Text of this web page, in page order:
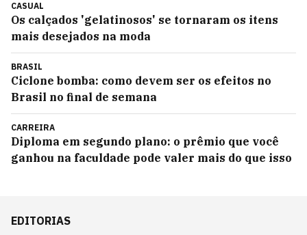
CASUAL
Os calçados 'gelatinosos' se tornaram os itens
mais desejados na moda
BRASIL
Ciclone bomba: como devem ser os efeitos no
Brasil no final de semana
CARREIRA
Diploma em segundo plano: o prêmio que você
ganhou na faculdade pode valer mais do que isso
EDITORIAS